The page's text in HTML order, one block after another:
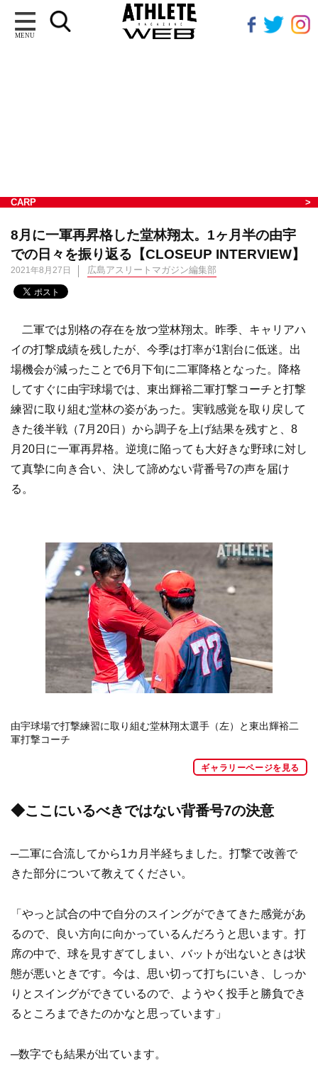
MENU
CARP
8月に一軍再昇格した堂林翔太。1ヶ月半の由宇
での日々を振り返る【CLOSEUP INTERVIEW】
2021年8月27日 広島アスリートマガジン編集部
二軍では別格の存在を放つ堂林翔太。昨季、キャリアハ
イの打撃成績を残したが、今季は打率が1割台に低迷。出
場機会が減ったことで6月下旬に二軍降格となった。降格
してすぐに由宇球場では、東出輝裕二軍打撃コーチと打撃
練習に取り組む堂林の姿があった。実戦感覚を取り戻して
きた後半戦（7月20日）から調子を上げ結果を残すと、8
月20日に一軍再昇格。逆境に陥っても大好きな野球に対し
て真摯に向き合い、決して諦めない背番号7の声を届け
る。
由宇球場で打撃練習に取り組む堂林翔太選手（左）と東出輝裕二
軍打撃コーチ
ギャラリーページを見る
◆ここにいるべきではない背番号7の決意
─二軍に合流してから1カ月半経ちました。打撃で改善で
きた部分について教えてください。
「やっと試合の中で自分のスイングができてきた感覚があ
るので、良い方向に向かっているんだろうと思います。打
席の中で、球を見すぎてしまい、バットが出ないときは状
態が悪いときです。今は、思い切って打ちにいき、しっか
りとスイングができているので、ようやく投手と勝負でき
るところまできたのかなと思っています」
─数字でも結果が出ています。